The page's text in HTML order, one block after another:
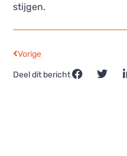
stijgen.
Vorige
Deel dit bericht